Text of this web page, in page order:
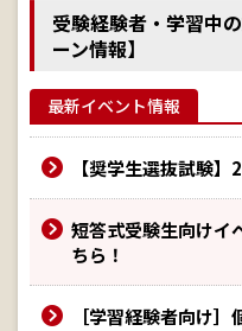
受験経験者・学習中
ーン情報】
最新イベント情報
【奨学生選抜試験
短答式受験生向けイ
ちら！
［学習経験者向け